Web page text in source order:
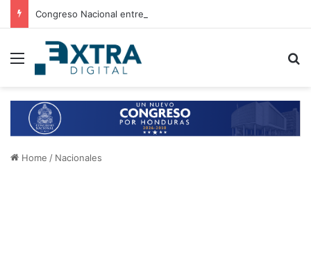
Menu
Home / Nacionales